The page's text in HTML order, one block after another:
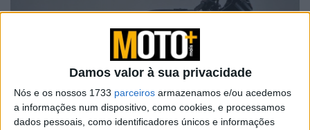
Damos valor à sua privacidade
Nós e os nossos 1733 parceiros armazenamos e/ou acedemos
a informações num dispositivo, como cookies, e processamos
dados pessoais, como identificadores únicos e informações